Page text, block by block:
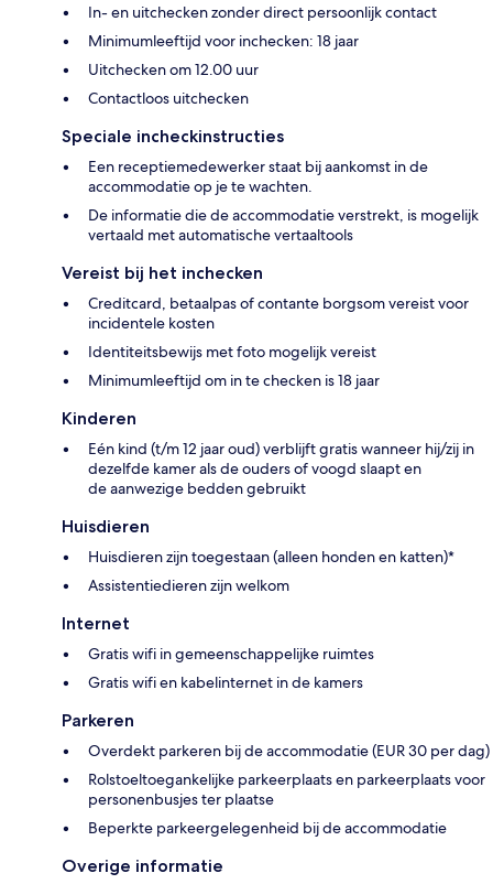
In- en uitchecken zonder direct persoonlijk contact
Minimumleeftijd voor inchecken: 18 jaar
Uitchecken om 12.00 uur
Contactloos uitchecken
Speciale incheckinstructies
Een receptiemedewerker staat bij aankomst in de
accommodatie op je te wachten.
De informatie die de accommodatie verstrekt, is mogelijk
vertaald met automatische vertaaltools
Vereist bij het inchecken
Creditcard, betaalpas of contante borgsom vereist voor
incidentele kosten
Identiteitsbewijs met foto mogelijk vereist
Minimumleeftijd om in te checken is 18 jaar
Kinderen
Eén kind (t/m 12 jaar oud) verblijft gratis wanneer hij/zij in
dezelfde kamer als de ouders of voogd slaapt en
de aanwezige bedden gebruikt
Huisdieren
Huisdieren zijn toegestaan (alleen honden en katten)*
Assistentiedieren zijn welkom
Internet
Gratis wifi in gemeenschappelijke ruimtes
Gratis wifi en kabelinternet in de kamers
Parkeren
Overdekt parkeren bij de accommodatie (EUR 30 per dag)
Rolstoeltoegankelijke parkeerplaats en parkeerplaats voor
personenbusjes ter plaatse
Beperkte parkeergelegenheid bij de accommodatie
Overige informatie